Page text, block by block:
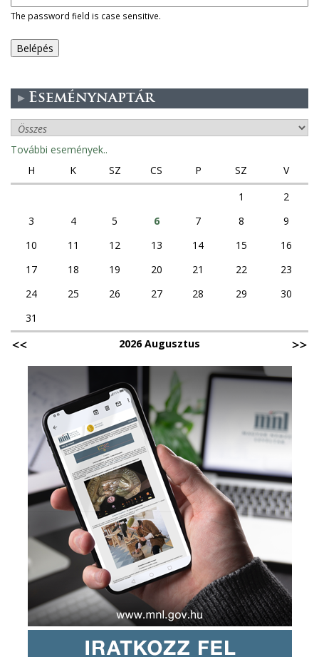
l
e
e
s
The password field is case sensitive.
Eseménynaptár
További események..
H
K SZ CS P SZ
V
1
2
3
4 5 6 7 8
9
10
11 12 13 14 15
16
17
18 19 20 21 22
23
24
25 26 27 28 29
30
31
2026 Augusztus